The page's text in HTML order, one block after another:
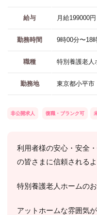
給与 月給199000
勤務時間 9時00分〜18
職種 特別養護老人
勤務地 東京都小平市
非公開求人 復職・ブランク可
利用者様の安心・安全
の皆さまに信頼される
特別養護老人ホームのお
アットホームな雰囲気